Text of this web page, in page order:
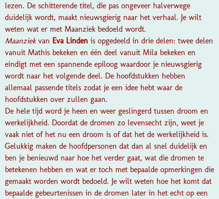
lezen. De schitterende titel, die pas ongeveer halverwege
duidelijk wordt, maakt nieuwsgierig naar het verhaal. Je wilt
weten wat er met Maanziek bedoeld wordt.
Maanziekvan Eva Linden is opgedeeld in drie delen: twee delen
vanuit Mathis bekeken en één deel vanuit Mila bekeken en
eindigt met een spannende epiloog waardoor je nieuwsgierig
wordt naar het volgende deel. De hoofdstukken hebben
allemaal passende titels zodat je een idee hebt waar de
hoofdstukken over zullen gaan.
De hele tijd word je heen en weer geslingerd tussen droom en
werkelijkheid. Doordat de dromen zo levensecht zijn, weet je
vaak niet of het nu een droom is of dat het de werkelijkheid is.
Gelukkig maken de hoofdpersonen dat dan al snel duidelijk en
ben je benieuwd naar hoe het verder gaat, wat die dromen te
betekenen hebben en wat er toch met bepaalde opmerkingen die
gemaakt worden wordt bedoeld. Je wilt weten hoe het komt dat
bepaalde gebeurtenissen in de dromen later in het echt op een